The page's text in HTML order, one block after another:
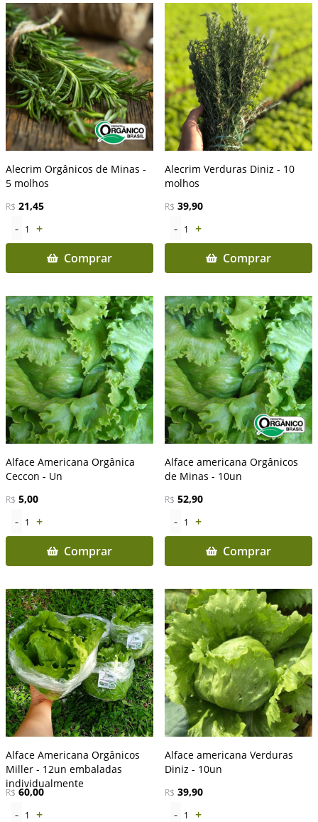
Alecrim Orgânicos de Minas -
5 molhos
R$ 21,45
- 1
+
Comprar
Alecrim Verduras Diniz - 10
molhos
R$ 39,90
- 1
+
Comprar
Alface Americana Orgânica
Ceccon - Un
R$ 5,00
- 1
+
Comprar
Alface americana Orgânicos
de Minas - 10un
R$ 52,90
- 1
+
Comprar
Alface Americana Orgânicos
Miller - 12un embaladas
individualmente
R$ 60,00
- 1 +
Alface americana Verduras
Diniz - 10un
R$ 39,90
- 1 +